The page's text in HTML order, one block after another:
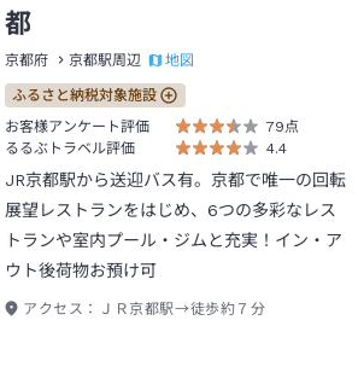
都
京都府 京都駅周辺 地図
ふるさと納税対象施設
お客様アンケート評価
79点
るるぶトラベル評価
4.4
JR京都駅から送迎バス有。京都で唯一の回転
展望レストランをはじめ、6つの多彩なレス
トランや室内プール・ジムと充実！イン・ア
ウト後荷物お預け可
アクセス： ＪＲ京都駅→徒歩約７分